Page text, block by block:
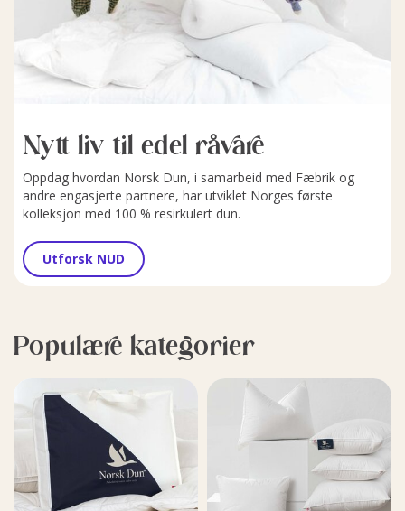
Nytt liv til edel råvare
Oppdag hvordan Norsk Dun, i samarbeid med Fæbrik og
andre engasjerte partnere, har utviklet Norges første
kolleksjon med 100 % resirkulert dun.
Utforsk NUD
Populære kategorier